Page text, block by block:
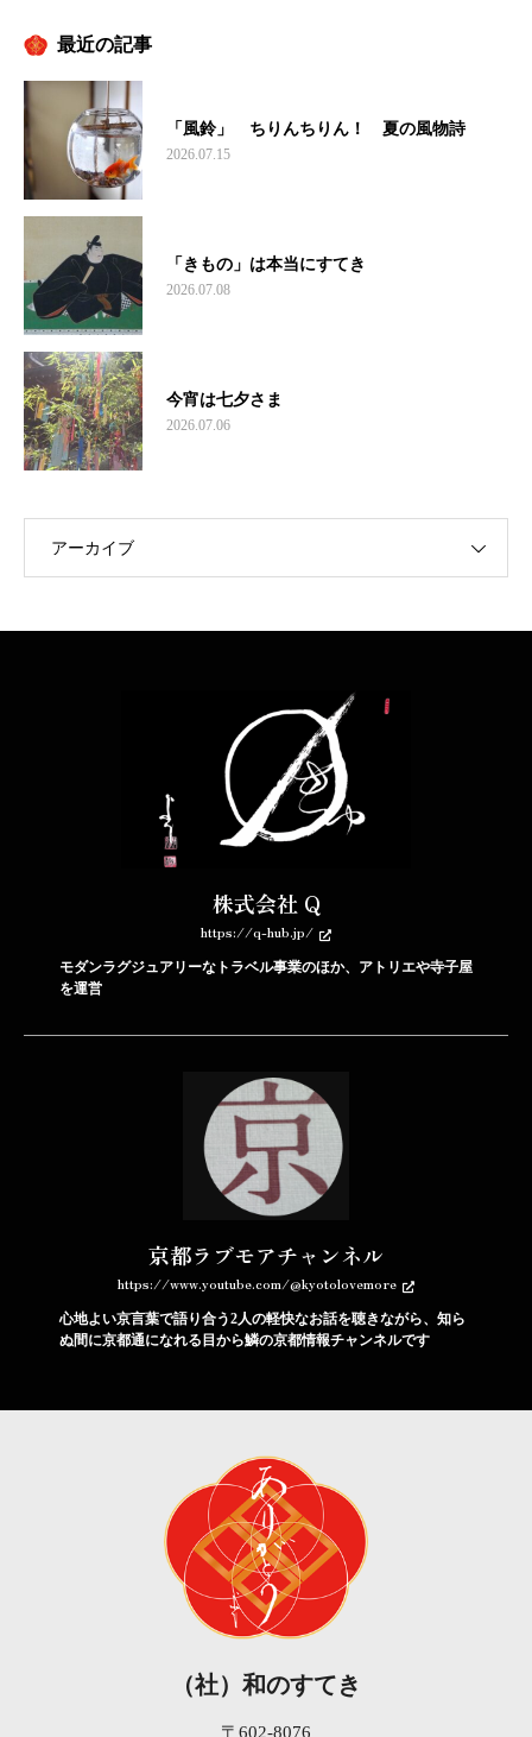
最近の記事
「風鈴」 ちりんちりん！ 夏の風物詩
2026.07.15
「きもの」は本当にすてき
2026.07.08
今宵は七夕さま
2026.07.06
アーカイブ
株式会社 Q
https://q-hub.jp/
モダンラグジュアリーなトラベル事業のほか、アトリエや寺子屋
を運営
京都ラブモアチャンネル
https://www.youtube.com/@kyotolovemore
心地よい京言葉で語り合う2人の軽快なお話を聴きながら、知ら
ぬ間に京都通になれる目から鱗の京都情報チャンネルです
（社）和のすてき
〒602-8076